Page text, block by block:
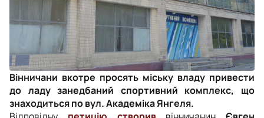
Вінничани вкотре просять міську владу привести
до ладу занедбаний спортивний комплекс, що
знаходиться по вул. Академіка Янгеля.